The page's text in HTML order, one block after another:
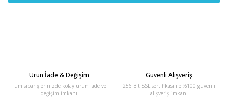
Ürün İade & Değişim
Tüm siparişlerinizde kolay ürün iade ve
değişim imkanı
Güvenli Alışveriş
256 Bit SSL sertifikası ile %100 güvenli
alışveriş imkanı